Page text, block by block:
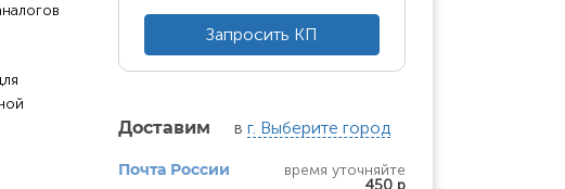
Запросить КП
Доставим в г. Выберите город
Почта России
время уточняйте
450 р